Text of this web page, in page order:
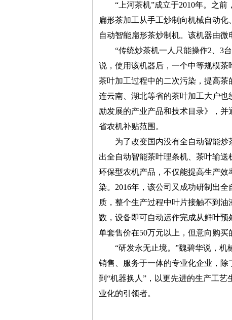
“上河茶机”成立于2010年。之前
扁形茶加工从手工炒制向机械自动
自动智能扁形茶炒制机。该机器由微
“传统炒茶机一人只能操作2、3台
说，使用该机器后，一个中等规模
茶叶加工过程中的二次污染，提高茶
连云南、湖北等省的茶叶加工大户
励发展的产业产品和技术目录》，
省农机补贴范围。
为了改变国内没有全自动智能炒
出全自动智能茶叶理条机、茶叶输
环保型农机产品，不仅能提高生产
染。2016年，该公司又成功研制出
质，整个生产过程中叶片接触不到
数，设备即可自动运作完成从鲜叶
单套售价在50万元以上，但意向购买
“研发永无止境。”魏碧华说，机
销售、服务于一体的专业化企业，
到“机器换人”，以更先进的生产工
业化的引领者。